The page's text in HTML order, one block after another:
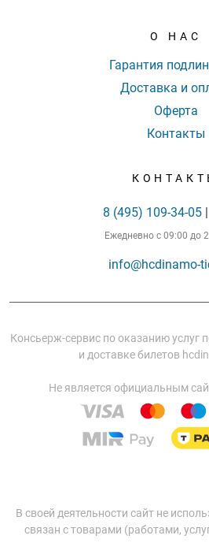
О НАС
Гарантия
Доставка и
Оферта
Контакты
8 (495) 109-34-05 |
Ежедневно с 09:00 до
info@hcdinamo-
Консьерж-сервис по оказанию услуг
и доставке билетов
Не является официальным
В своей деятельности сайт не
связан с товарами (работами,